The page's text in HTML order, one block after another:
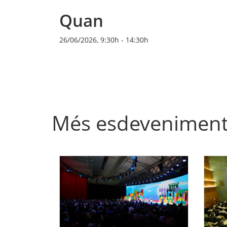
Quan
26/06/2026, 9:30h - 14:30h
Més